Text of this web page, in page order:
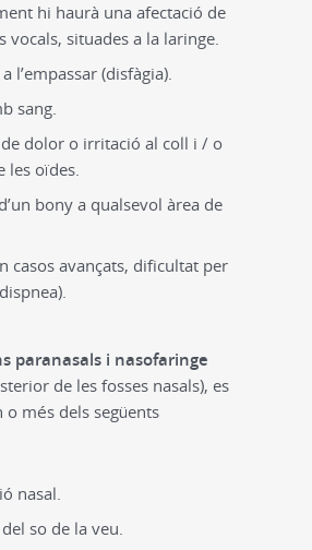
hi haurà una afectació de
vocals, situades a la laringe.
l’empassar (disfàgia).
sang.
de dolor o irritació al coll i / o
les oïdes.
bony a qualsevol àrea de
casos avançats, dificultat per
paranasals i nasofaringe
de les fosses nasals), es
més dels següents
nasal.
so de la veu.